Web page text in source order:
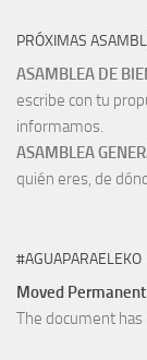
PRÓXIMAS
ASAMBLEA DE
escribe con tu
informamos.
ASAMBLEA
quién eres, de
#AGUAPARAELEKO
Moved
The document has